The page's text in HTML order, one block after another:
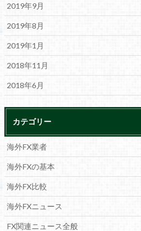
2019年9月
2019年8月
2019年1月
2018年11月
2018年6月
カテゴリー
海外FX業者
海外FXの基本
海外FX比較
海外FXニュース
FX関連ニュース全般